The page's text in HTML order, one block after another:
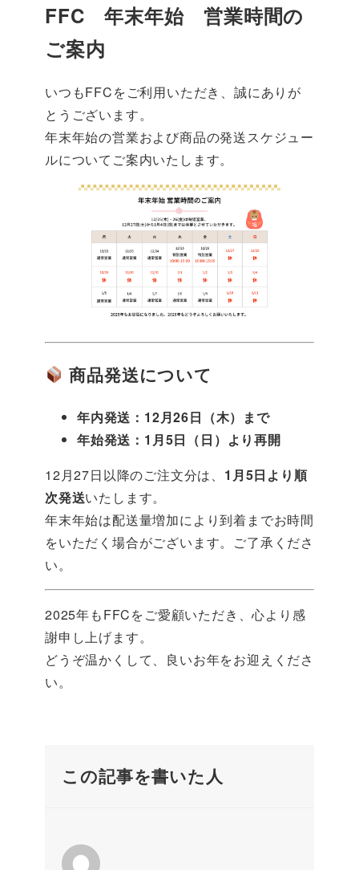
FFC 年末年始 営業時間の
ご案内
いつもFFCをご利用いただき、誠にありが
とうございます。
年末年始の営業および商品の発送スケジュー
ルについてご案内いたします。
商品発送について
年内発送：12月26日（木）まで
年始発送：1月5日（日）より再開
12月27日以降のご注文分は、 1月5日より順
次発送いたします。
年末年始は配送量増加により到着までお時間
をいただく場合がございます。ご了承くださ
い。
2025年もFFCをご愛顧いただき、心より感
謝申し上げます。
どうぞ温かくして、良いお年をお迎えくださ
い。
この記事を書いた人